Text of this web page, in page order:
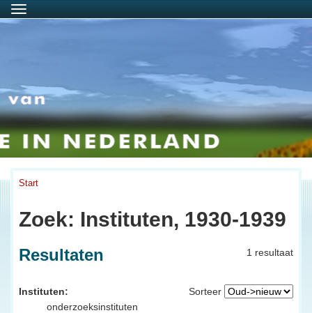
Menu
Start
Zoek: Instituten, 1930-1939
1 resultaat
Resultaten
Sorteer
Instituten:
onderzoeksinstituten